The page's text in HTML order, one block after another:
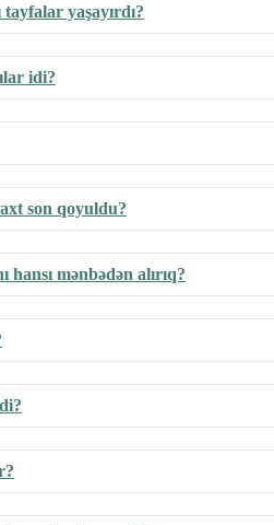
yaşayırdı?
idi?
son qoyuldu?
mənbədən alırıq?